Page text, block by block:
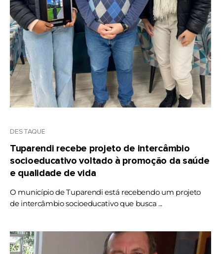
DESTAQUE
Tuparendi recebe projeto de intercâmbio
socioeducativo voltado à promoção da saúde
e qualidade de vida
O município de Tuparendi está recebendo um projeto
de intercâmbio socioeducativo que busca ...